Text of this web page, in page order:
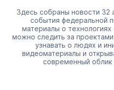
Здесь собраны новости
события федеральной
материалы о
можно следить за
узнавать о людях и
видеоматериалы и
современный